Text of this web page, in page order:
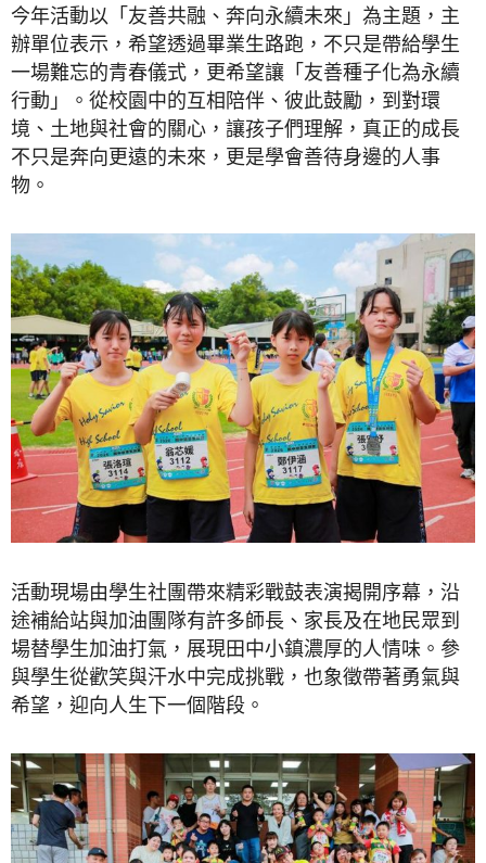
今年活動以「友善共融、奔向永續未來」為主題，主
辦單位表示，希望透過畢業生路跑，不只是帶給學生
一場難忘的青春儀式，更希望讓「友善種子化為永續
行動」。從校園中的互相陪伴、彼此鼓勵，到對環
境、土地與社會的關心，讓孩子們理解，真正的成長
不只是奔向更遠的未來，更是學會善待身邊的人事
物。
活動現場由學生社團帶來精彩戰鼓表演揭開序幕，沿
途補給站與加油團隊有許多師長、家長及在地民眾到
場替學生加油打氣，展現田中小鎮濃厚的人情味。參
與學生從歡笑與汗水中完成挑戰，也象徵帶著勇氣與
希望，迎向人生下一個階段。